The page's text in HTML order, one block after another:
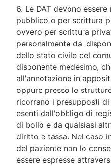
6. Le DAT devono
pubblico o per scrittura
ovvero per scrittura
personalmente dal
dello stato civile del
disponente medesimo,
all'annotazione in
oppure presso le
ricorrano i presupposti di
esenti dall'obbligo di
di bollo e da qualsiasi
diritto e tassa. Nel caso
del paziente non lo
essere espresse